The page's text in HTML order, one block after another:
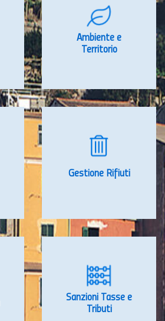
Ambiente e
Territorio
Gestione Rifiuti
Sanzioni Tasse e
Tributi